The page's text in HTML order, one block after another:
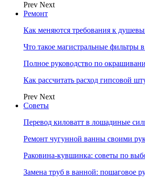
Prev Next
Ремонт
Как меняются требования к
Что такое магистральные
Полное руководство по
Как рассчитать расход гипсовой
Prev Next
Советы
Перевод киловатт в лошадиные
Ремонт чугунной ванны своими
Раковина-кувшинка: советы по
Замена труб в ванной: пошаговое